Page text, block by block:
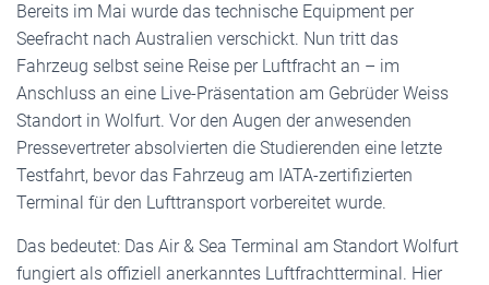
Bereits im Mai wurde das technische Equipment per
Seefracht nach Australien verschickt. Nun tritt das
Fahrzeug selbst seine Reise per Luftfracht an – im
Anschluss an eine Live-Präsentation am Gebrüder Weiss
Standort in Wolfurt. Vor den Augen der anwesenden
Pressevertreter absolvierten die Studierenden eine letzte
Testfahrt, bevor das Fahrzeug am IATA-zertifizierten
Terminal für den Lufttransport vorbereitet wurde.
Das bedeutet: Das Air & Sea Terminal am Standort Wolfurt
fungiert als offiziell anerkanntes Luftfrachtterminal. Hier